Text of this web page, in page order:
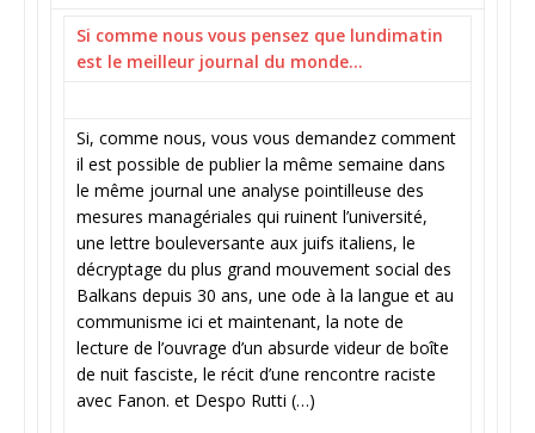
Si comme nous vous pensez que lundimatin
est le meilleur journal du monde…
Si, comme nous, vous vous demandez comment
il est possible de publier la même semaine dans
le même journal une analyse pointilleuse des
mesures managériales qui ruinent l’université,
une lettre bouleversante aux juifs italiens, le
décryptage du plus grand mouvement social des
Balkans depuis 30 ans, une ode à la langue et au
communisme ici et maintenant, la note de
lecture de l’ouvrage d’un absurde videur de boîte
de nuit fasciste, le récit d’une rencontre raciste
avec Fanon. et Despo Rutti (…)